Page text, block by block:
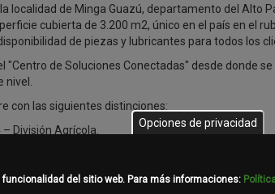
localidad de Minga Guazú, departamento del Alto
cubierta de 3.200 m2, único en el país en el
de piezas y lubricantes para todos los
"Centro de Soluciones Conectadas" desde donde
con las siguientes distinciones:
División Agrícola.
& Forestal.
como Estrella de la Posventa 2024.
Opciones de privacidad
del sitio web. Para más informaciones: